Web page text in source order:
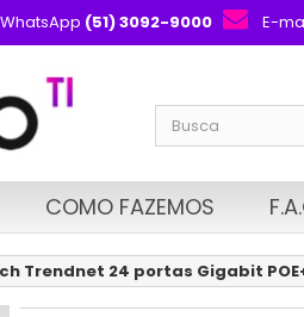
(51) 3092-9000 E-
COMO FAZEMOS
Trendnet 24 portas Gigabit